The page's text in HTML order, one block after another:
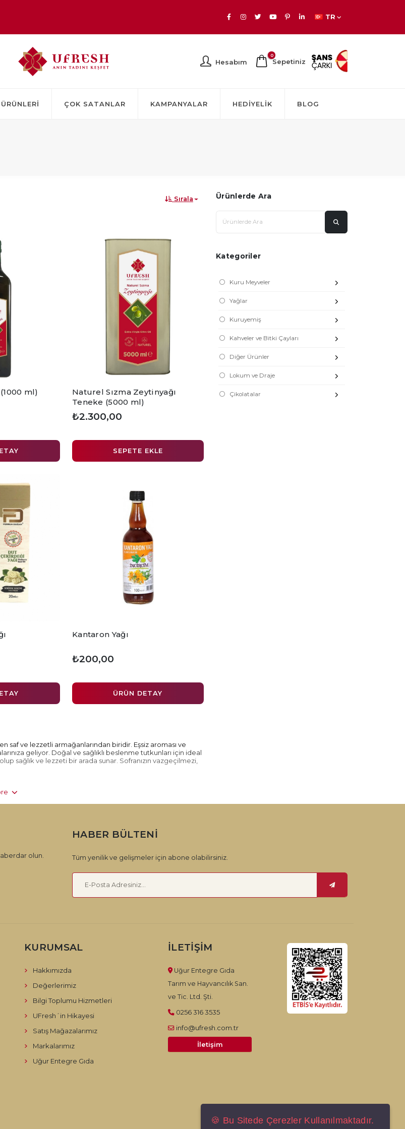
TR
Hesabım
0
Sepetiniz
ÇOK SATANLAR KAMPANYALAR HEDIYELIK BLOG
Sırala
ml)
Naturel Sızma Zeytinyağı
Teneke (5000 ml)
₺2.300,00
SEPETE EKLE
Kantaron Yağı
₺200,00
ÜRÜN DETAY
saf ve lezzetli armağanlarından biridir. Eşsiz aroması ve
geliyor. Doğal ve sağlıklı beslenme tutkunları için ideal
sağlık ve lezzeti bir arada sunar. Sofranızın vazgeçilmezi,
Ürünlerde Ara
Kategoriler
Kuru Meyveler
Yağlar
Kuruyemiş
Kahveler ve Bitki Çayları
Diğer Ürünler
Lokum ve Draje
Çikolatalar
olun.
HABER BÜLTENI
Tüm yenilik ve gelişmeler için abone olabilirsiniz.
KURUMSAL
Hakkımızda
Değerlerimiz
Bilgi Toplumu Hizmetleri
UFresh´in Hikayesi
Satış Mağazalarımız
Markalarımız
Uğur Entegre Gıda
İLETIŞIM
Uğur Entegre Gıda
Tarım ve Hayvancılık San.
ve Tic. Ltd. Şti.
0256 316 3535
info@ufresh.com.tr
İletişim
🍪 Bu Sitede Çerezler Kullanılmaktadır.